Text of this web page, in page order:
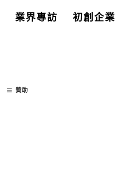
業界專訪 初創企業
贊助